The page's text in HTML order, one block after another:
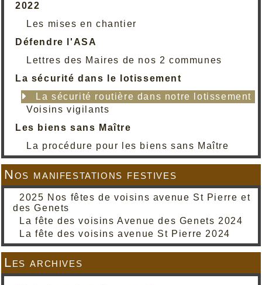
2022
Les mises en chantier
Défendre l'ASA
Lettres des Maires de nos 2 communes
La sécurité dans le lotissement
La sécurité routière dans notre lotissement
Voisins vigilants
Les biens sans Maître
La procédure pour les biens sans Maître
Nos manifestations festives
2025 Nos fêtes de voisins avenue St Pierre et
des Genets
La fête des voisins Avenue des Genets 2024
La fête des voisins avenue St Pierre 2024
Les archives